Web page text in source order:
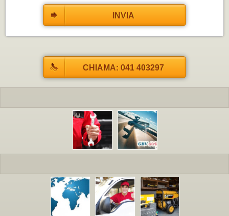
INVIA
CHIAMA: 041 403297